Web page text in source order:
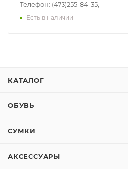
Телефон: (473)255-84-35,
Есть в наличии
КАТАЛОГ
ОБУВЬ
СУМКИ
АКСЕССУАРЫ